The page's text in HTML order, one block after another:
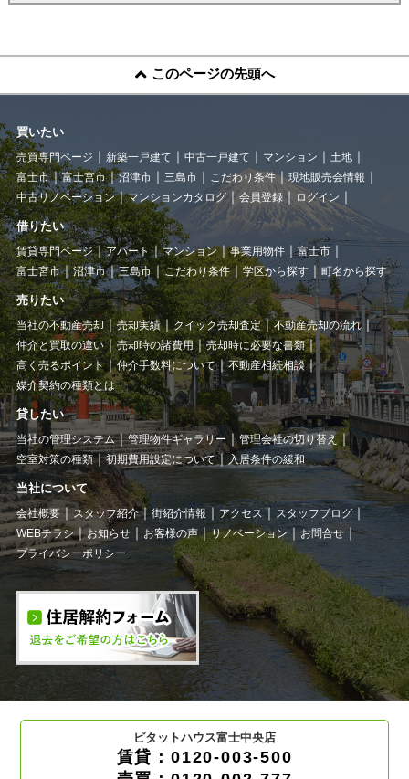
このページの先頭へ
買いたい
売買専門ページ 新築一戸建て 中古一戸建て マンション
土地
富士市
富士宮市 沼津市 三島市 こだわり条件
現地販売会情報
中古リノベーション
マンションカタログ 会員登録 ログイン
借りたい
賃貸専門ページ アパート マンション 事業用物件
富士市
富士宮市
沼津市 三島市 こだわり条件 学区から探す 町名から探す
売りたい
当社の不動産売却 売却実績 クイック売却査定
不動産売却の流れ
仲介と買取の違い
売却時の諸費用
売却時に必要な書類
高く売るポイント
仲介手数料について
不動産相続相談
媒介契約の種類とは
貸したい
当社の管理システム 管理物件ギャラリー
管理会社の切り替え
空室対策の種類
初期費用設定について 入居条件の緩和
当社について
会社概要 スタッフ紹介 街紹介情報 アクセス
スタッフブログ
WEBチラシ
お知らせ お客様の声 リノベーション
お問合せ
プライバシーポリシー
ピタットハウス富士中央店
賃貸：0120-003-500